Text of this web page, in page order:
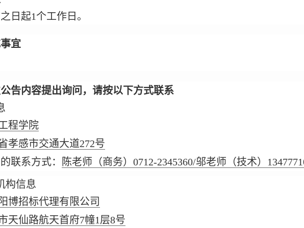
日起1个工作日。
宜
告内容提出询问，请按以下方式联系
程学院
孝感市交通大道272号
联系方式：
陈老师（商务）0712-2345360/邬老师（技术）
构信息
博招标代理有限公司
天仙路航天首府7幢1层8号